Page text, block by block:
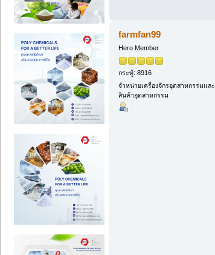
farmfan99
Hero Member
กระทู้: 8916
จำหน่ายเครื่องจักรอุตสาหกรรมและ
สินค้าอุตสาหกรรม